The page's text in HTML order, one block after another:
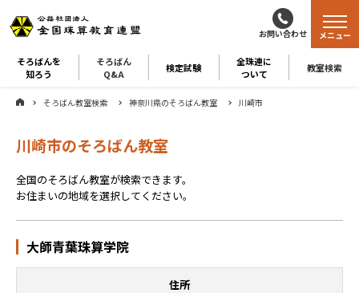
お問い合わせ
そろばんを
知ろう
そろばん
Q&A
検定試験
全珠連に
ついて
教室検索
メニュー
そろばん教室検索 神奈川県のそろばん教室 川崎市
川崎市のそろばん教室
全国のそろばん教室が検索できます。
お住まいの地域を選択してください。
大師青葉珠算学院
住所